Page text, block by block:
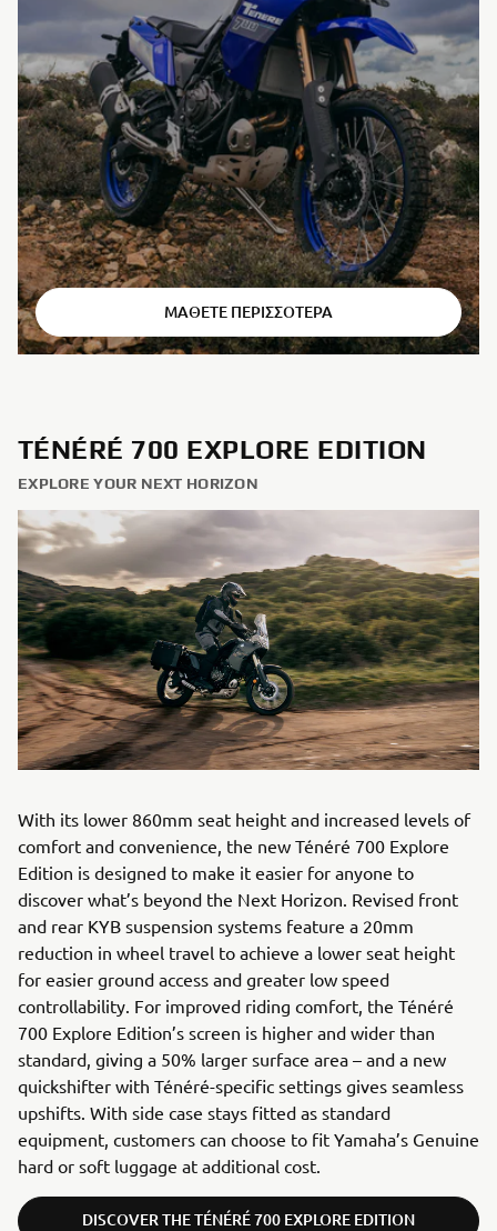
⠀
ΜΆΘΕΤΕ ΠΕΡΙΣΣΌΤΕΡΑ
TÉNÉRÉ 700 EXPLORE EDITION
EXPLORE YOUR NEXT HORIZON
With its lower 860mm seat height and increased levels of
comfort and convenience, the new Ténéré 700 Explore
Edition is designed to make it easier for anyone to
discover what’s beyond the Next Horizon. Revised front
and rear KYB suspension systems feature a 20mm
reduction in wheel travel to achieve a lower seat height
for easier ground access and greater low speed
controllability. For improved riding comfort, the Ténéré
700 Explore Edition’s screen is higher and wider than
standard, giving a 50% larger surface area – and a new
quickshifter with Ténéré-specific settings gives seamless
upshifts. With side case stays fitted as standard
equipment, customers can choose to fit Yamaha’s Genuine
hard or soft luggage at additional cost.
DISCOVER THE TÉNÉRÉ 700 EXPLORE EDITION